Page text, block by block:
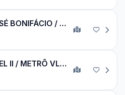
CPTM JOSÉ BONIFÁCIO / METRÔ ARTUR ALVIM
CID. KEMEL II / METRÔ VL. MATILDE